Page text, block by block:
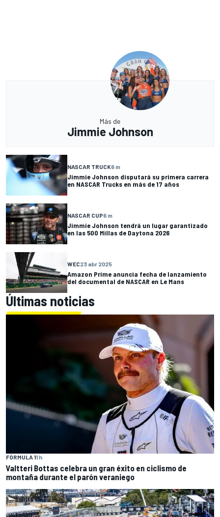
Más de
Jimmie Johnson
NASCAR TRUCK6 m
Jimmie Johnson disputará su primera carrera
en NASCAR Trucks en más de 17 años
NASCAR CUP6 m
Jimmie Johnson tendrá un lugar garantizado
en las 500 Millas de Daytona 2026
WEC23 abr 2025
Amazon Prime anuncia fecha de lanzamiento
del documental de NASCAR en Le Mans
Últimas noticias
FÓRMULA 11 h
Valtteri Bottas celebra un gran éxito en ciclismo de
montaña durante el parón veraniego